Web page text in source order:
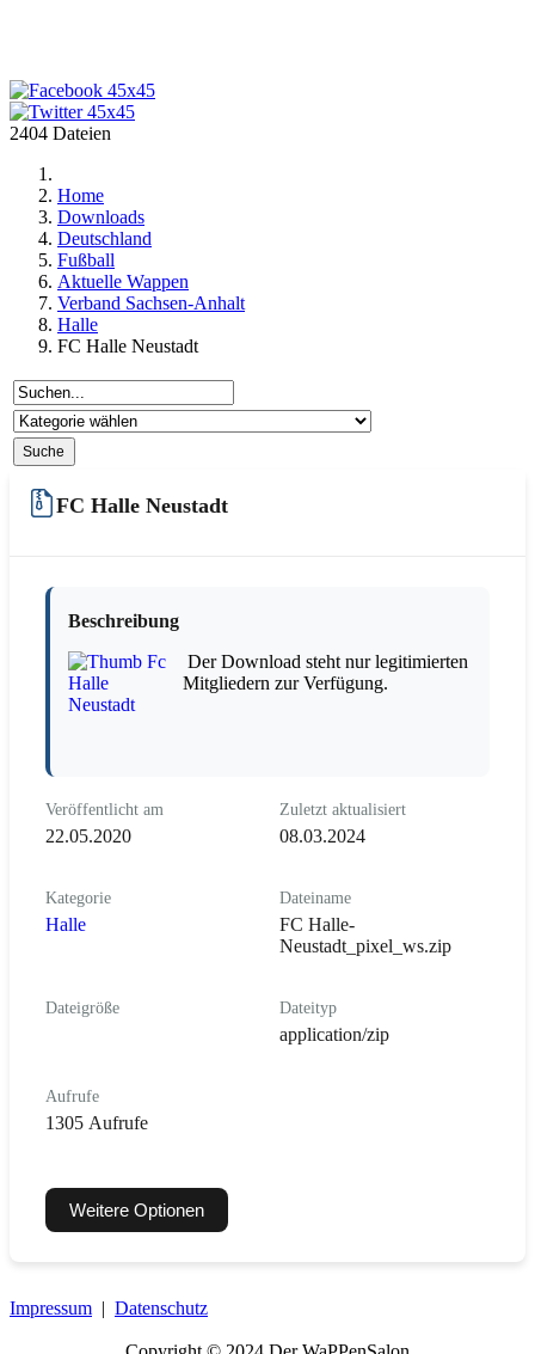
2404 Dateien
Home
Downloads
Deutschland
Fußball
Aktuelle Wappen
Verband Sachsen-Anhalt
Halle
FC Halle Neustadt
FC Halle Neustadt
Beschreibung
Der Download steht nur legitimierten
Mitgliedern zur Verfügung.
Veröffentlicht am
22.05.2020
Zuletzt aktualisiert
08.03.2024
Kategorie
Halle
Dateiname
FC Halle-
Neustadt_pixel_ws.zip
Dateigröße Dateityp
application/zip
Aufrufe
1305 Aufrufe
Weitere Optionen
Impressum | Datenschutz